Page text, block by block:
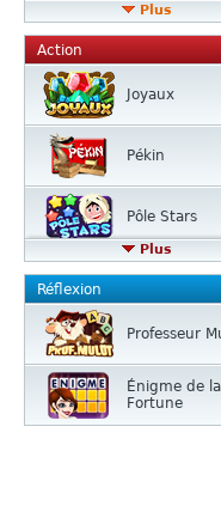
Plus
Action
Joyaux
Pékin
Pôle Stars
Plus
Réflexion
Professeur
Énigme de la
Fortune